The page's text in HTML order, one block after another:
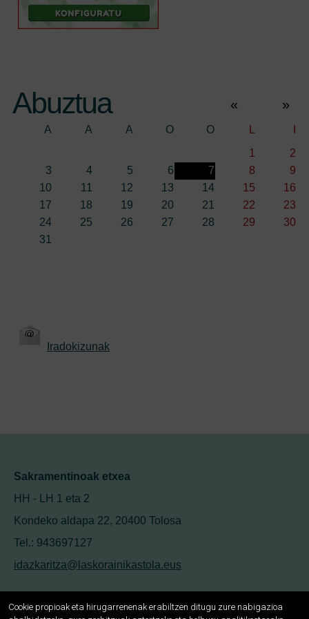
Abuztua « »
A A A O O L
1
2
3
4 5 6 7 8
9
10
11 12 13 14 15
16
17
18 19 20 21 22
23
24
25 26 27 28 29
30
31
Iradokizunak
Sakramentinoak etxea
HH - LH 1 eta 2
Kondeko aldapa 22, 20400 Tolosa
Tel.: 943697127
idazkaritza@laskorainikastola.eus
Cookie propioak eta hirugarrenenak erabiltzen ditugu zure nabigazioa